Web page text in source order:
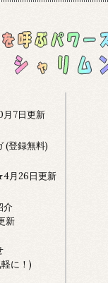
月7日更新
(登録無料)
月26日更新
介
新
に！)